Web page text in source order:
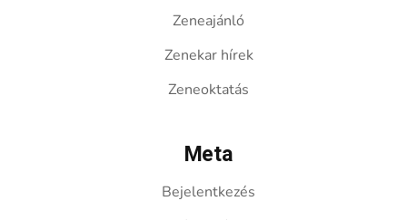
Zeneajánló
Zenekar hírek
Zeneoktatás
Meta
Bejelentkezés